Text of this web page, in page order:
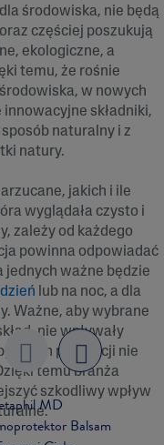
środowiska, nie będą
częściej poszukują
ekologiczne, a
temu, że rośnie
w nowych
składniki,
naturalny i z
natury.
jakich i ile
wyglądała czysto i
zależy od każdego
powinna odpowiadać
jednych ważne będzie
lub na noc, a dla
Ważne, aby wybrane
nie wpływały
do ich produkcji nie
temu branża
szkodliwy wpływ
Previo
us
next